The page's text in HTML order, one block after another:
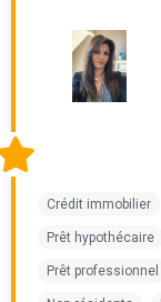
Crédit immobilier
Prêt hypothécaire
Prêt professionnel